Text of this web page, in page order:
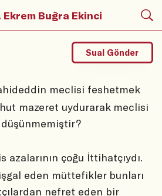
Ekrem Buğra Ekinci
meclisi feshetmek
mazeret uydurarak meclisi
Sual Gönder
azalarının çoğu İttihatçıydı.
eden müttefikler bunları
nefret eden bir